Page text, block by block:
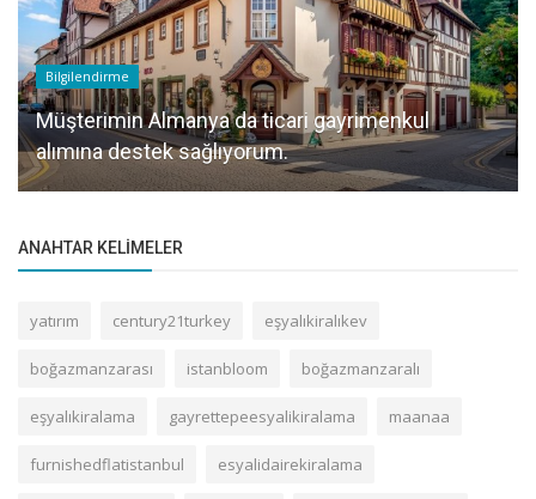
Bilgilendirme
Müşterimin Almanya da ticari gayrimenkul
alımına destek sağlıyorum.
ANAHTAR KELIMELER
yatırım century21turkey eşyalıkiralıkev
boğazmanzarası istanbloom boğazmanzaralı
eşyalıkiralama gayrettepeesyalikiralama maanaa
furnishedflatistanbul esyalidairekiralama